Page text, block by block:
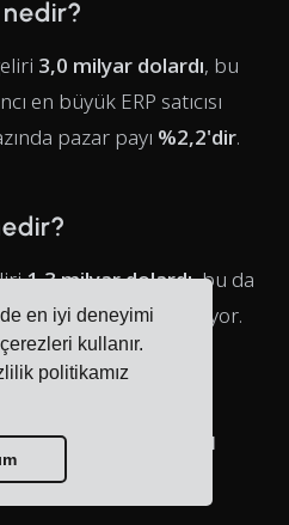
en iyi deneyimi
kullanır.
politikamız
3,0 milyar dolardı, bu
en büyük ERP satıcısı
pazar payı %2,2'dir.
1,3 milyar dolardı, bu da
büyümeyitemsil ediyor.
payı%1,0'dır
ERP satıcıları